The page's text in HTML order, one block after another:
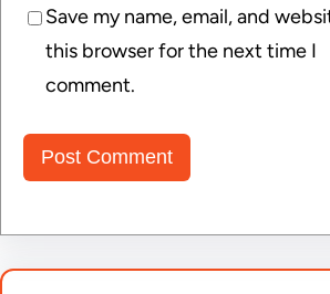
Save my name, email, and
this browser for the next time I
comment.